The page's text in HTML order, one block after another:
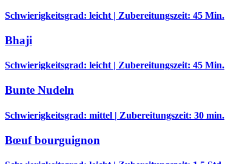
Schwierigkeitsgrad: leicht | Zubereitungszeit: 45 Min.
Bhaji
Schwierigkeitsgrad: leicht | Zubereitungszeit: 45 Min.
Bunte Nudeln
Schwierigkeitsgrad: mittel | Zubereitungszeit: 30 min.
Bœuf bourguignon